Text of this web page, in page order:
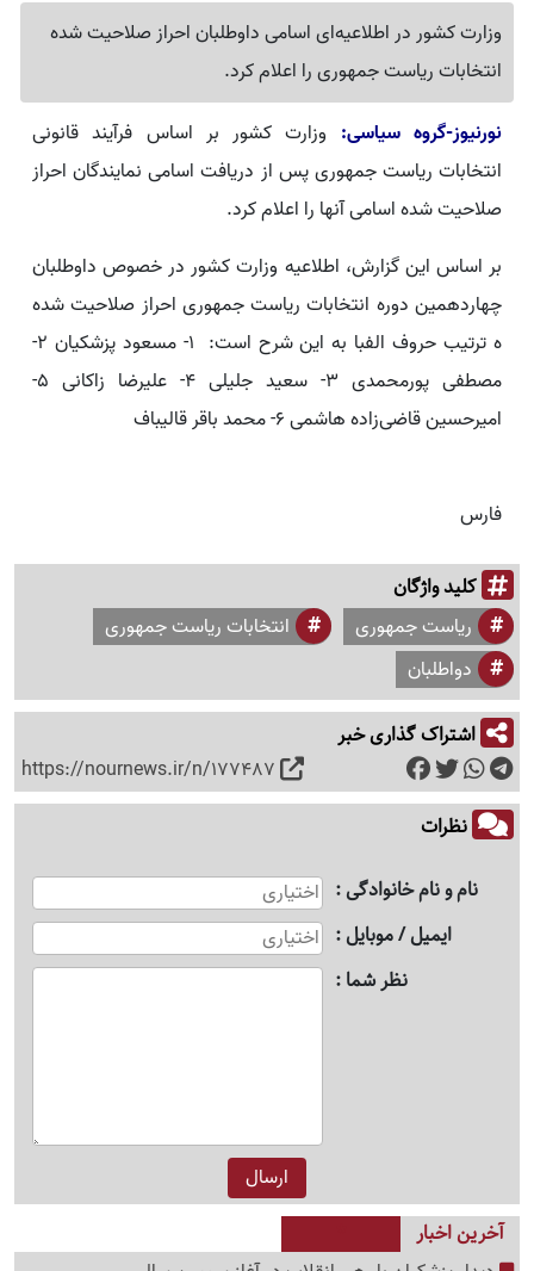
وزارت کشور در اطلاعیه‌ای اسامی داوطلبان احراز صلاحیت شده
انتخابات ریاست جمهوری را اعلام کرد.
نورنیوز-گروه سیاسی: وزارت کشور بر اساس فرآیند قانونی
انتخابات ریاست جمهوری پس از دریافت اسامی نمایندگان احراز
صلاحیت شده اسامی آنها را اعلام کرد.
بر اساس این گزارش، اطلاعیه وزارت کشور در خصوص داوطلبان
چهاردهمین دوره انتخابات ریاست جمهوری احراز صلاحیت شده
ه ترتیب حروف الفبا به این شرح است: ۱- مسعود پزشکیان ۲-
مصطفی پورمحمدی ۳- سعید جلیلی ۴- علیرضا زاکانی ۵-
امیرحسین قاضی‌زاده هاشمی ۶- محمد باقر قالیباف
فارس
کلید واژگان
ریاست جمهوری
انتخابات ریاست جمهوری
دواطلبان
اشتراک گذاری خبر
https://nournews.ir/n/177487
نظرات
نام و نام خانوادگی
ایمیل / موبایل
نظر شما
آخرین اخبار